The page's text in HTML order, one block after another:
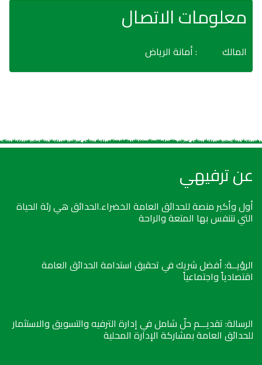
معلومات الاتصال
المالك : أمانة الرياض
عن ترفيهي
أول وأكبر منصة للحدائق العامة الخضراء.الحدائق هي رئة الحياة
التي نتنفس بها المتعة والراحة
الرؤيــة: أفضل شريك في تحقيق استدامة الحدائق العامة
اقتصادياً واجتماعياً
الرسالة: تقديـــم حلّ شامل في إدارة الترفيه والتسويق والاستثمار
للحدائق العامة بمشاركة الإدارة المحلية